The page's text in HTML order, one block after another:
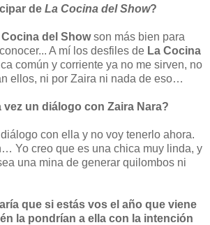
de La Cocina del Show?
Cocina del Showson más bien para
A mí los desfiles de La Cocina
común y corriente ya no me sirven, no
ellos, ni por Zaira ni nada de eso…
un diálogo con Zaira Nara?
con ella y no voy tenerlo ahora.
Yo creo que es una chica muy linda, y
una mina de generar quilombos ni
que si estás vos el año que viene
la pondrían a ella con la intención